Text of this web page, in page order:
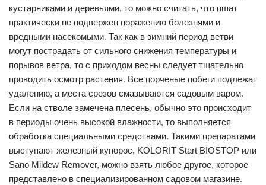
кустарниками и деревьями, то можно считать, что пшат
практически не подвержен поражению болезнями и
вредными насекомыми. Так как в зимний период ветви
могут пострадать от сильного снижения температуры и
порывов ветра, то с приходом весны следует тщательно
проводить осмотр растения. Все порченые побеги подлежат
удалению, а места срезов смазываются садовым варом.
Если на стволе замечена плесень, обычно это происходит
в периоды очень высокой влажности, то выполняется
обработка специальными средствами. Такими препаратами
выступают железный купорос, KOLORIT Start BIOSTOP или
Sano Mildew Remover, можно взять любое другое, которое
представлено в специализированном садовом магазине.